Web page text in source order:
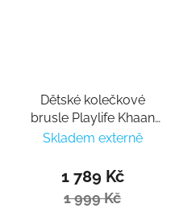
Dětské kolečkové
brusle Playlife Khaan
LTD Deep Blue
Skladem externě
1 789 Kč
1 999 Kč